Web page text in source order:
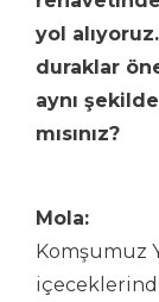
yol
duraklar
aynı
mısınız?
Mola:
Komşumuz